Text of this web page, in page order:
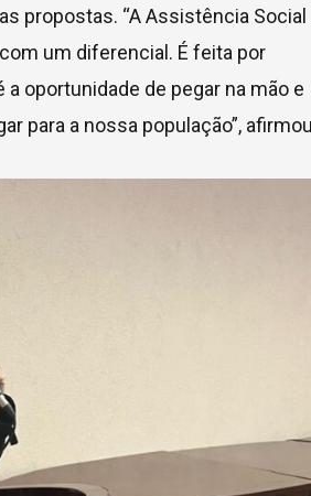
propostas. “A Assistência Social
um diferencial. É feita por
oportunidade de pegar na mão e
para a nossa população”,